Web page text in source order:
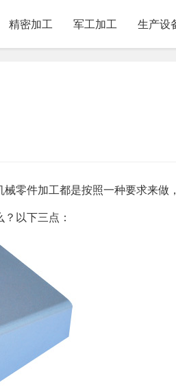
精密加工 军工加工 生产设
零件加工都是按照一种要求来做
以下三点：